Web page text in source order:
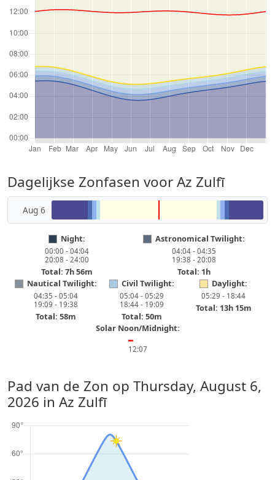
Dagelijkse Zonfasen voor Az Zulfī
Aug 6
Night:
00:00 - 04:04
20:08 - 24:00
Total: 7h 56m
Astronomical Twilight:
04:04 - 04:35
19:38 - 20:08
Total: 1h
Nautical Twilight:
04:35 - 05:04
19:09 - 19:38
Total: 58m
Civil Twilight:
05:04 - 05:29
18:44 - 19:09
Total: 50m
Daylight:
05:29 - 18:44
Total: 13h 15m
Solar Noon/Midnight:
━
12:07
Pad van de Zon op Thursday, August 6,
2026 in Az Zulfī